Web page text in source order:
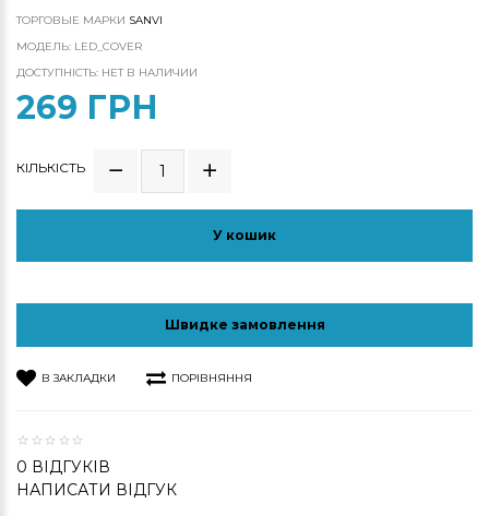
ТОРГОВЫЕ МАРКИ SANVI
МОДЕЛЬ: LED_COVER
ДОСТУПНІСТЬ: НЕТ В НАЛИЧИИ
269 ГРН
КІЛЬКІСТЬ
У кошик
Швидке замовлення
В ЗАКЛАДКИ ПОРІВНЯННЯ
0 ВІДГУКІВ
НАПИСАТИ ВІДГУК